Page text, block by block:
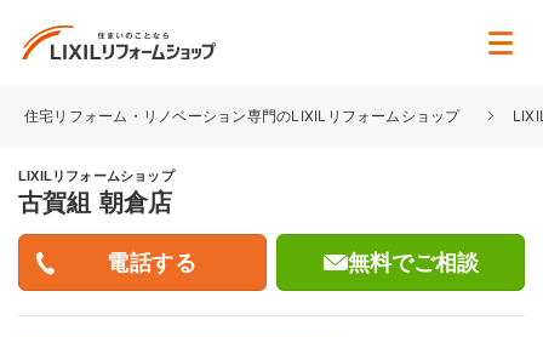
住宅リフォーム・リノベーション専門のLIXILリフォームショップ
LIXILリフォームショップ
古賀組 朝倉店
無料でご相談